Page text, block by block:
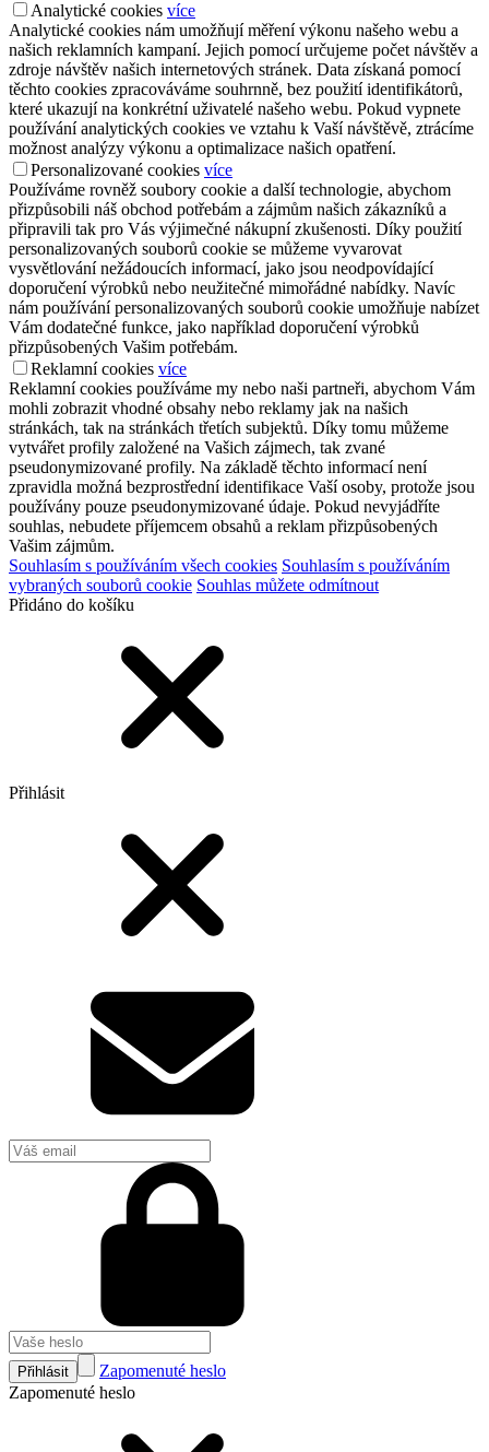
Analytické cookies více
Analytické cookies nám umožňují měření výkonu našeho webu a
našich reklamních kampaní. Jejich pomocí určujeme počet návštěv a
zdroje návštěv našich internetových stránek. Data získaná pomocí
těchto cookies zpracováváme souhrnně, bez použití identifikátorů,
které ukazují na konkrétní uživatelé našeho webu. Pokud vypnete
používání analytických cookies ve vztahu k Vaší návštěvě, ztrácíme
možnost analýzy výkonu a optimalizace našich opatření.
Personalizované cookies více
Používáme rovněž soubory cookie a další technologie, abychom
přizpůsobili náš obchod potřebám a zájmům našich zákazníků a
připravili tak pro Vás výjimečné nákupní zkušenosti. Díky použití
personalizovaných souborů cookie se můžeme vyvarovat
vysvětlování nežádoucích informací, jako jsou neodpovídající
doporučení výrobků nebo neužitečné mimořádné nabídky. Navíc
nám používání personalizovaných souborů cookie umožňuje nabízet
Vám dodatečné funkce, jako například doporučení výrobků
přizpůsobených Vašim potřebám.
Reklamní cookies více
Reklamní cookies používáme my nebo naši partneři, abychom Vám
mohli zobrazit vhodné obsahy nebo reklamy jak na našich
stránkách, tak na stránkách třetích subjektů. Díky tomu můžeme
vytvářet profily založené na Vašich zájmech, tak zvané
pseudonymizované profily. Na základě těchto informací není
zpravidla možná bezprostřední identifikace Vaší osoby, protože jsou
používány pouze pseudonymizované údaje. Pokud nevyjádříte
souhlas, nebudete příjemcem obsahů a reklam přizpůsobených
Vašim zájmům.
Souhlasím s používáním všech cookies Souhlasím s používáním
vybraných souborů cookie Souhlas můžete odmítnout
Přidáno do košíku
Přihlásit
Přihlásit
Zapomenuté heslo
Zapomenuté heslo